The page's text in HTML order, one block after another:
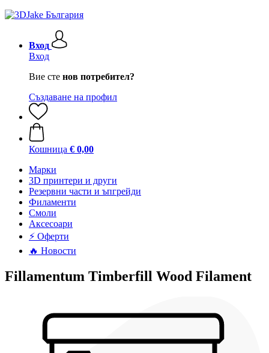
Вход
Вход
Вие сте нов потребител?
Създаване на профил
Кошница € 0,00
Mарки
3D принтери и други
Резервни части и ъпгрейди
Филаменти
Смоли
Аксесоари
⚡ Оферти
🔥 Новости
Fillamentum Timberfill Wood Filament